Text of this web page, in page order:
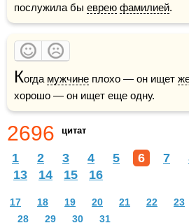
послужила бы еврею фамилией.
Когда мужчине плохо — он ищет
хорошо — он ищет еще одну.
2696 цитат
1 2 3 4 5 6 7
13
14 15 16
17 18 19 20 21 22 23
28
29 30 31